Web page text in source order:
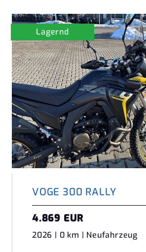
Lagernd
VOGE 300 RALLY
4.869 EUR
2026 | 0 km | Neufahrzeug